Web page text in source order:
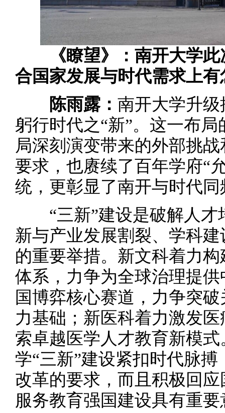
《瞭望》：南开大学
合国家发展与时代需求上
陈雨露： 南开大学升级
躬行时代之“新”。这一布
局深刻演变带来的外部挑
要求，也赓续了百年学府“
统，更彰显了南开与时代
“三新”建设是破解人才
新与产业发展割裂、学科
的重要举措。新文科着力
体系，力争为全球治理提
国博弈核心赛道，力争突
力基础；新医科着力激发
索卓越医学人才教育新模
学“三新”建设紧扣时代脉
改革的要求，而且积极回
服务教育强国建设具有重要